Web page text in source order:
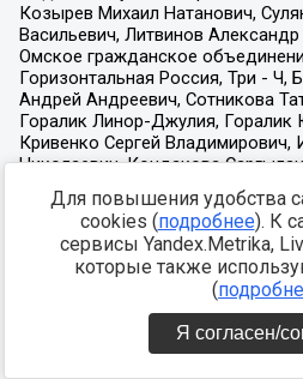
Для повышения удобства
cookies (подробнее). К
сервисы Yandex.Metrika,
которые также
(
Я согласен/